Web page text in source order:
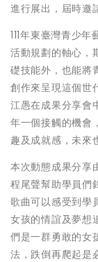
進行展出，屆時邀
111年東臺灣青少
活動規劃的軸心，
礎技能外，也能將
創作來呈現這個世
江愚在成果分享會
年一個接觸的機會
趣及成就感，未來
本次動態成果分享
程尾聲幫助學員們
歌曲可以感受到學
女孩的情誼及夢想
們是一群勇敢的女
法，跌倒再爬起是